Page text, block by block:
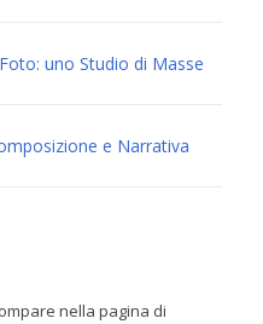
uno Studio di Masse
e Narrativa
nella pagina di